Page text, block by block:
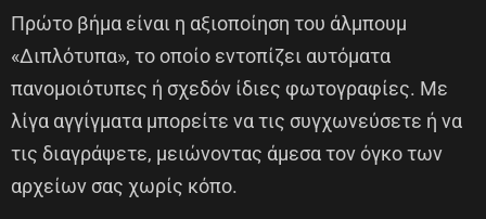
Πρώτο βήμα είναι η αξιοποίηση του άλμπουμ
«Διπλότυπα», το οποίο εντοπίζει αυτόματα
πανομοιότυπες ή σχεδόν ίδιες φωτογραφίες. Με
λίγα αγγίγματα μπορείτε να τις συγχωνεύσετε ή να
τις διαγράψετε, μειώνοντας άμεσα τον όγκο των
αρχείων σας χωρίς κόπο.